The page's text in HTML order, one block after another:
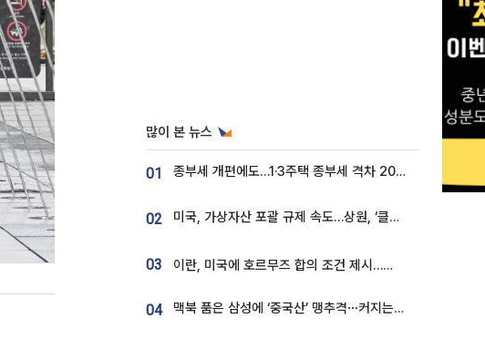
많이 본 뉴스
01 종부세 개편에도…1·3주택 종부세 격차 2028년부터 확대
02 미국, 가상자산 포괄 규제 속도…상원, ‘클래리티법’ 9월 절차투표 추진
03 이란, 미국에 호르무즈 합의 조건 제시…美 “경기 아직 안 끝나” [종합]
04 맥북 품은 삼성에 ‘중국산’ 맹추격⋯커지는 노트북 OLED 시장